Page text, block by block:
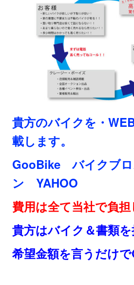
貴方のバイクを・
載します。
GooBike バイクブ
ン YAHOO
費用は全て当社で負
貴方はバイク＆書類
希望金額を言うだけ